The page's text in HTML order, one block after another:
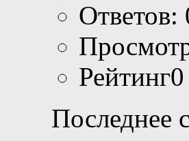
Ответов:
Последнее